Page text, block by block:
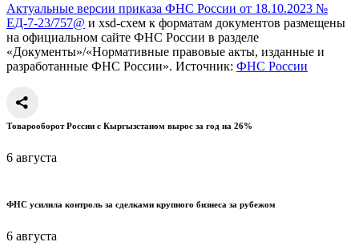
Актуальные версии приказа ФНС России от 18.10.2023 №
ЕД-7-23/757@ и xsd-схем к форматам документов размещены
на официальном сайте ФНС России в разделе
«Документы»/«Нормативные правовые акты, изданные и
разработанные ФНС России». Источник: ФНС России
Товарооборот России с Кыргызстаном вырос за год на 26%
6 августа
ФНС усилила контроль за сделками крупного бизнеса за рубежом
6 августа